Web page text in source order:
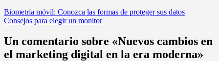
Navegación
de
entradas
Biometría móvil: Conozca las formas de proteger sus datos
Consejos para elegir un monitor
Un comentario sobre «Nuevos cambios en
el marketing digital en la era moderna»